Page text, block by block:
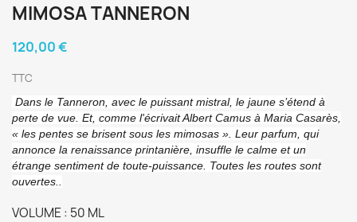
MIMOSA TANNERON
120,00 €
TTC
Dans le Tanneron, avec le puissant mistral, le jaune s’étend à
perte de vue. Et, comme l'écrivait Albert Camus à Maria Casarès,
« les pentes se brisent sous les mimosas ». Leur parfum, qui
annonce la renaissance printanière, insuffle le calme et un
étrange sentiment de toute-puissance. Toutes les routes sont
ouvertes..
VOLUME : 50 ML